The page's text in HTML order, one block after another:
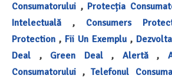
Consumatorului , Protecția
Intelectuală
, Consumers
Protection , Fii Un Exemplu ,
Deal , Green Deal, Alertă,
Consumatorului , Telefonul